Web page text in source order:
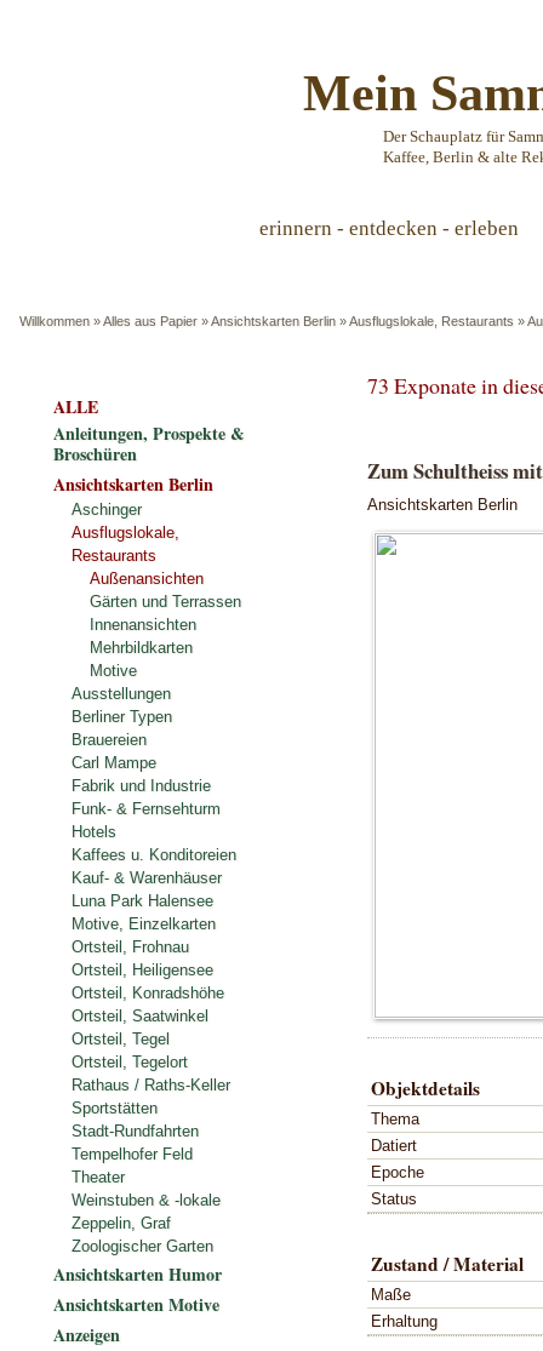
Mein
Der Schauplatz für
Kaffee, Berlin & alte
erinnern - entdecken - erleben
Willkommen »Alles aus Papier »Ansichtskarten Berlin »Ausflugslokale, Restaurants »
73 Exponate in
Zum Schultheiss
Ansichtskarten Berlin
Objektdetails
Thema
Datiert
Epoche
Status
Zustand / Material
Maße
Erhaltung
ALLE
Anleitungen, Prospekte &
Broschüren
Ansichtskarten Berlin
Aschinger
Ausflugslokale,
Restaurants
Außenansichten
Gärten und Terrassen
Innenansichten
Mehrbildkarten
Motive
Ausstellungen
Berliner Typen
Brauereien
Carl Mampe
Fabrik und Industrie
Funk- & Fernsehturm
Hotels
Kaffees u. Konditoreien
Kauf- & Warenhäuser
Luna Park Halensee
Motive, Einzelkarten
Ortsteil, Frohnau
Ortsteil, Heiligensee
Ortsteil, Konradshöhe
Ortsteil, Saatwinkel
Ortsteil, Tegel
Ortsteil, Tegelort
Rathaus / Raths-Keller
Sportstätten
Stadt-Rundfahrten
Tempelhofer Feld
Theater
Weinstuben & -lokale
Zeppelin, Graf
Zoologischer Garten
Ansichtskarten Humor
Ansichtskarten Motive
Anzeigen